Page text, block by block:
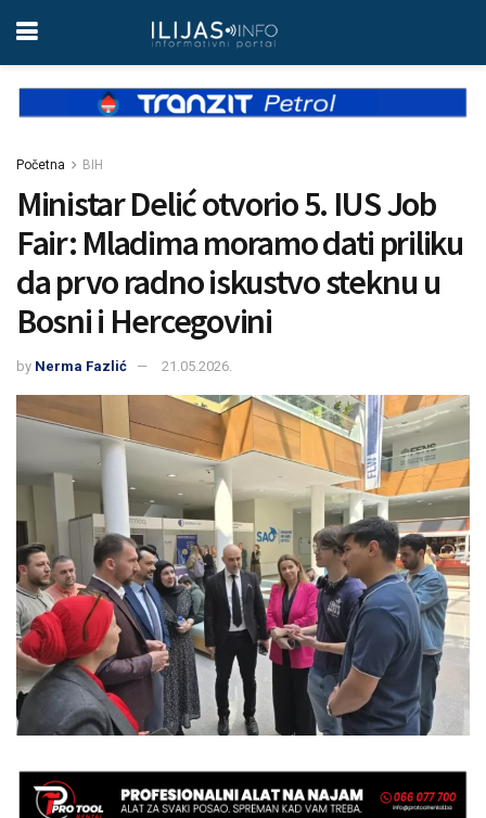
Početna BIH
Ministar Delić otvorio 5. IUS Job
Fair: Mladima moramo dati priliku
da prvo radno iskustvo steknu u
Bosni i Hercegovini
by Nerma Fazlić 21.05.2026.